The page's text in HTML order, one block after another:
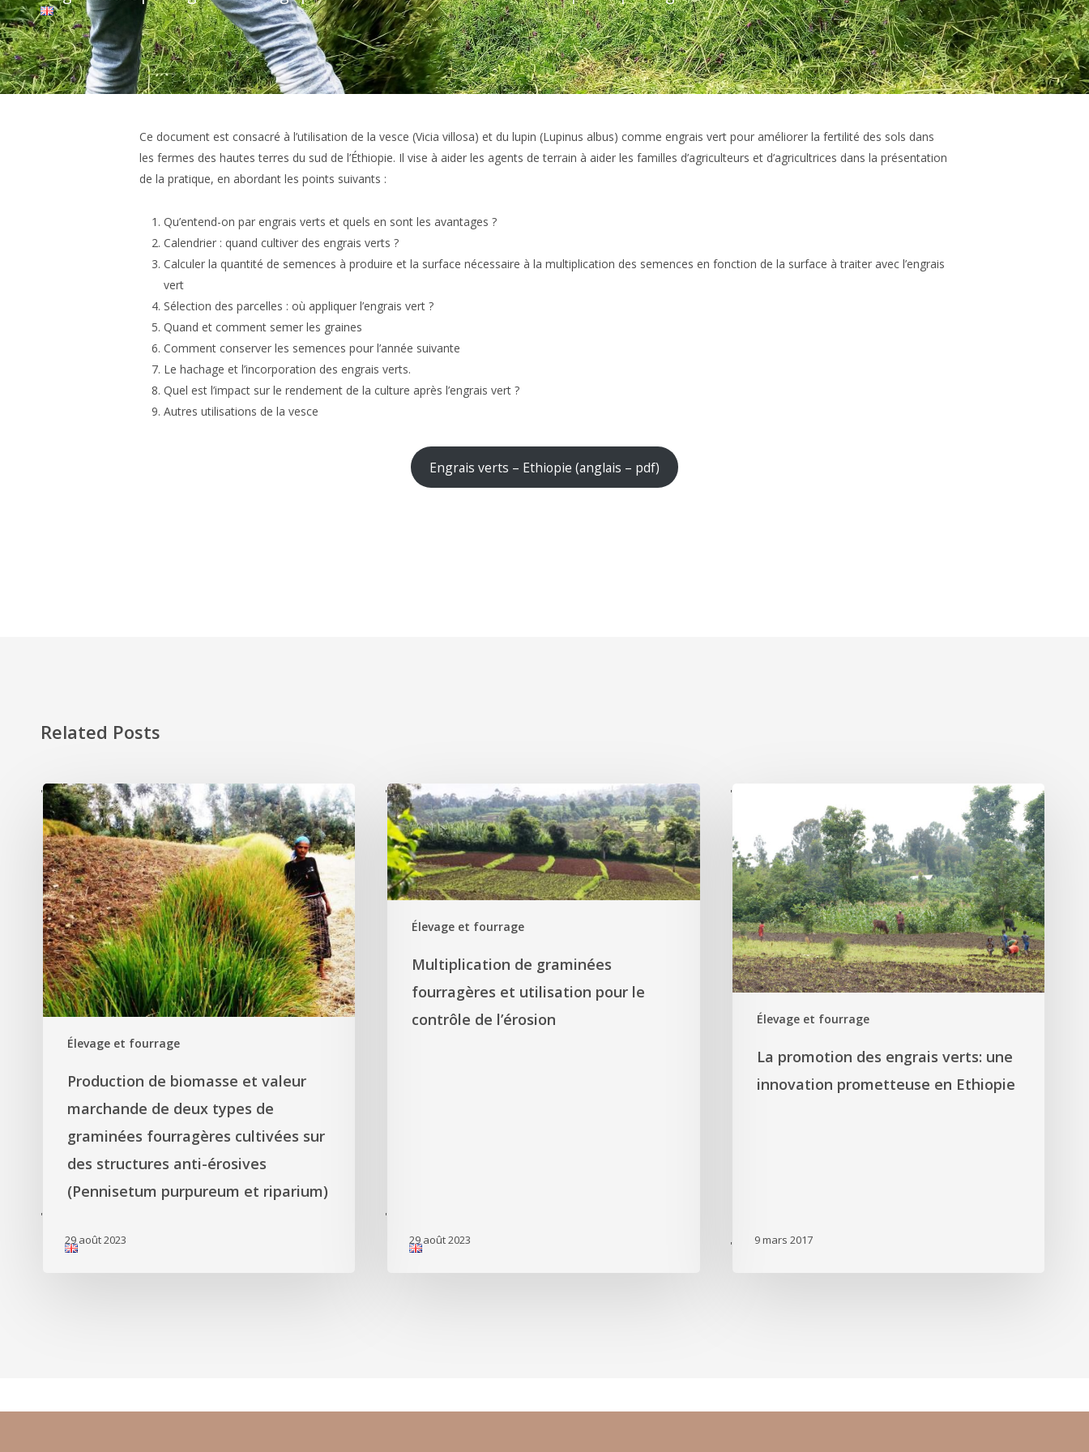
Ce document est consacré à l’utilisation de la vesce (Vicia villosa) et du lupin (Lupinus albus) comme engrais vert pour améliorer la fertilité des sols dans
les fermes des hautes terres du sud de l’Éthiopie. Il vise à aider les agents de terrain à aider les familles d’agriculteurs et d’agricultrices dans la présentation
de la pratique, en abordant les points suivants :
Qu’entend-on par engrais verts et quels en sont les avantages ?
Calendrier : quand cultiver des engrais verts ?
Calculer la quantité de semences à produire et la surface nécessaire à la multiplication des semences en fonction de la surface à traiter avec l’engrais
vert
Sélection des parcelles : où appliquer l’engrais vert ?
Quand et comment semer les graines
Comment conserver les semences pour l’année suivante
Le hachage et l’incorporation des engrais verts.
Quel est l’impact sur le rendement de la culture après l’engrais vert ?
Autres utilisations de la vesce
Engrais verts – Ethiopie (anglais – pdf)
Related Posts
'
'
Élevage et fourrage
Production de biomasse et valeur
marchande de deux types de
graminées fourragères cultivées sur
des structures anti-érosives
(Pennisetum purpureum et riparium)
29 août 2023
'
'
Élevage et fourrage
Multiplication de graminées
fourragères et utilisation pour le
contrôle de l’érosion
29 août 2023 '
'
Élevage et fourrage
La promotion des engrais verts: une
innovation prometteuse en Ethiopie
9 mars 2017